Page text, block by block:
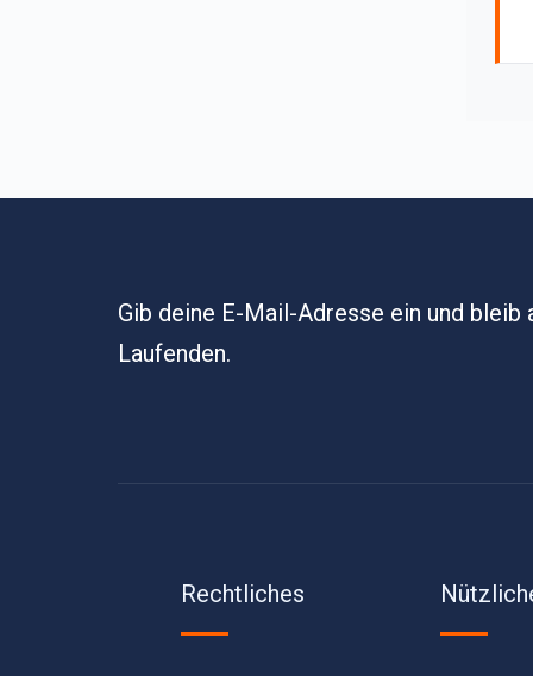
Gib deine E-Mail-Adresse ein und bleib
Laufenden.
Rechtliches